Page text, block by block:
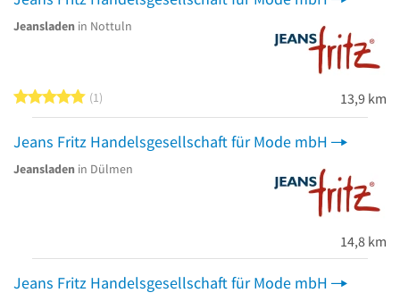
Jeansladen in Nottuln
5 von 5 Sternen
1 13,9 km
Jeans Fritz Handelsgesellschaft für Mode mbH
Jeansladen in Dülmen
14,8 km
Jeans Fritz Handelsgesellschaft für Mode mbH